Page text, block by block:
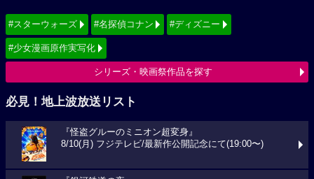
#スターウォーズ #名探偵コナン #ディズニー
#少女漫画原作実写化
シリーズ・映画祭作品を探す
必見！地上波放送リスト
『怪盗グルーのミニオン超変身』
8/10(月) フジテレビ/最新作公開記念にて(19:00〜)